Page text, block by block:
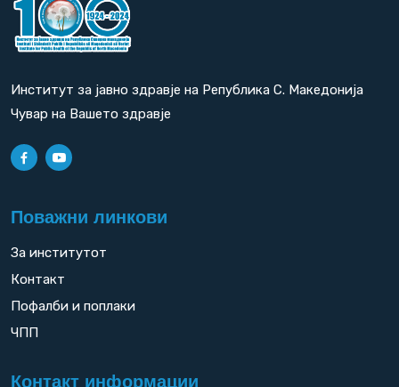
Институт за јавно здравје на Република С. Македонија
Чувар на Вашето здравје
Поважни линкови
За институтот
Контакт
Пофалби и поплаки
ЧПП
Контакт информации